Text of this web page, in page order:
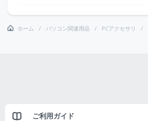
ホーム パソコン関連用品 PCアクセサリ
ご利用ガイド